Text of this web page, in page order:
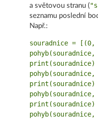
a světovou stranu (
seznamu poslední
Např.:
souradnice = [(0,